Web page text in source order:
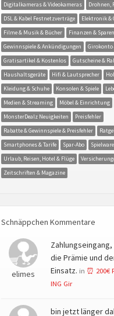
Digitalkameras & Videokameras
Drohnen,
DSL & Kabel Festnetzverträge
Elektronik &
Filme & Musik & Bücher
Finanzen & Sparen
Gewinnspiele & Ankündigungen
Girokonto
Gratisartikel & Kostenlos
Gutscheine &
Haushaltsgeräte
Hifi & Lautsprecher
Kleidung & Schuhe
Konsolen & Spiele
Medien & Streaming
Möbel & Einrichtung
MonsterDealz Neuigkeiten
Preisfehler
Rabatte & Gewinnspiele & Preisfehler
Smartphones & Tarife
Spar-Abo
Urlaub, Reisen, Hotel & Flüge
Zeitschriften & Magazine
Schnäppchen Kommentare
elimes
die Prämie und
Einsatz. in ⏰ 200€
ING Gir
bin jetzt länger